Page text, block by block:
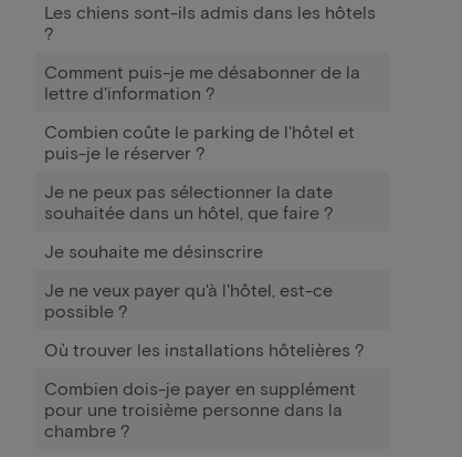
Les chiens sont-ils admis dans les hôtels
?
Comment puis-je me désabonner de la
lettre d'information ?
Combien coûte le parking de l'hôtel et
puis-je le réserver ?
Je ne peux pas sélectionner la date
souhaitée dans un hôtel, que faire ?
Je souhaite me désinscrire
Je ne veux payer qu'à l'hôtel, est-ce
possible ?
Où trouver les installations hôtelières ?
Combien dois-je payer en supplément
pour une troisième personne dans la
chambre ?